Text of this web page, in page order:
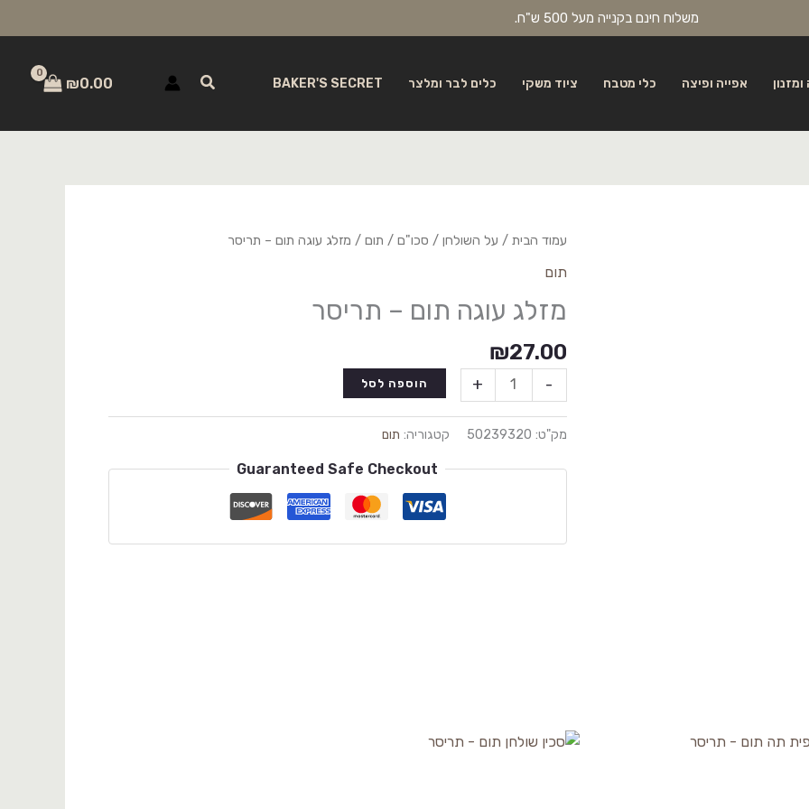
משלוח חינם בקנייה מעל 500 ש"ח.
אפייה ופיצה כלי מטבח ציוד משקי כלים לבר ומלצר BAKER'S SECRET חיפוש ₪0.00
עמוד הבית / על השולחן / סכו"ם / תום / מזלג עוגה תום – תריסר
תום
מזלג עוגה תום – תריסר
₪27.00
-
+ הוספה לסל
מק"ט: 50239320 קטגוריה: תום
Guaranteed Safe Checkout